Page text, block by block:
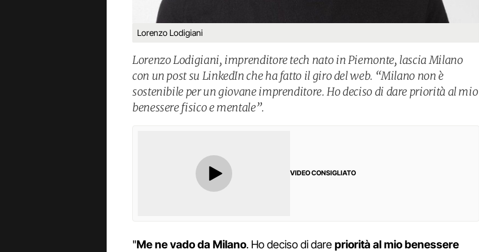
Lorenzo Lodigiani
Lorenzo Lodigiani, imprenditore tech nato in Piemonte, lascia Milano
con un post su LinkedIn che ha fatto il giro del web. “Milano non è
sostenibile per un giovane imprenditore. Ho deciso di dare priorità al mio
benessere fisico e mentale”.
VIDEO CONSIGLIATO
"Me ne vado da Milano. Ho deciso di darepriorità al mio benessere